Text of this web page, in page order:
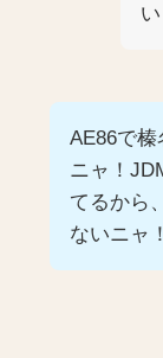
い
AE86で
ニャ！
てるから
ないニャ！